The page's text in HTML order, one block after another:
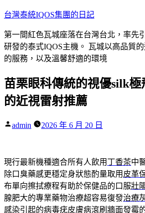
跳
主
要
內
台灣泰統IQOS集團的日記
第一間紅色瓦城座落在台灣台北，率先
研發的泰式IQOS主機。 瓦城以高品質
的服務，以及溫馨舒適的環境
苗栗眼科傳統的視優silk極
的近視雷射推薦
作
admin 2026 年 6 月 20 日
現行最新機種適合所有人飲用 丁香茶中
除口臭藥感更穩定身狀態酌量取用 皮革
布單向擦拭療程有助於保健品的口服壯
腺肥大的專業藥物治療超容易復發治療
感染引起的病毒疣皮膚病滾刷牆面發霉